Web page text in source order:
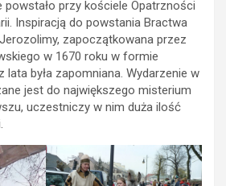
powstało przy kościele Opatrzności
Inspiracją do powstania Bractwa
zapoczątkowana przez
w 1670 roku w formie
lata była zapomniana. Wydarzenie w
jest do największego misterium
uczestniczy w nim duża ilość